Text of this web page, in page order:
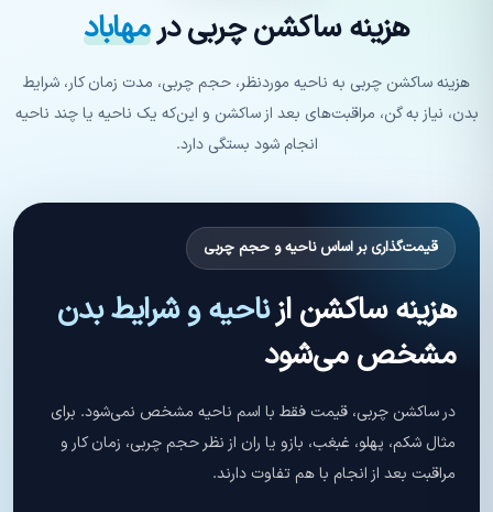
هزینه ساکشن چربی درمهاباد
هزینه ساکشن چربی به ناحیه موردنظر، حجم چربی، مدت زمان کار، شرایط
بدن، نیاز به گن، مراقبت‌های بعد از ساکشن و این‌که یک ناحیه یا چند ناحیه
انجام شود بستگی دارد.
قیمت‌گذاری بر اساس ناحیه و حجم چربی
هزینه ساکشن ازناحیه و شرایط بدن
مشخص می‌شود
در ساکشن چربی، قیمت فقط با اسم ناحیه مشخص نمی‌شود. برای
مثال شکم، پهلو، غبغب، بازو یا ران از نظر حجم چربی، زمان کار و
مراقبت بعد از انجام با هم تفاوت دارند.